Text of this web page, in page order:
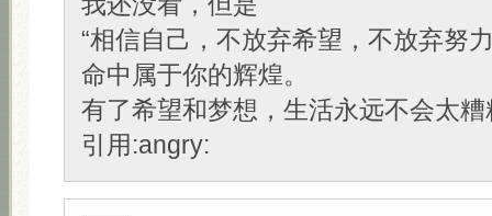
“相信自己，不放弃希望，不放弃努
命中属于你的辉煌。
有了希望和梦想，生活永远不会太糟
引用:angry: